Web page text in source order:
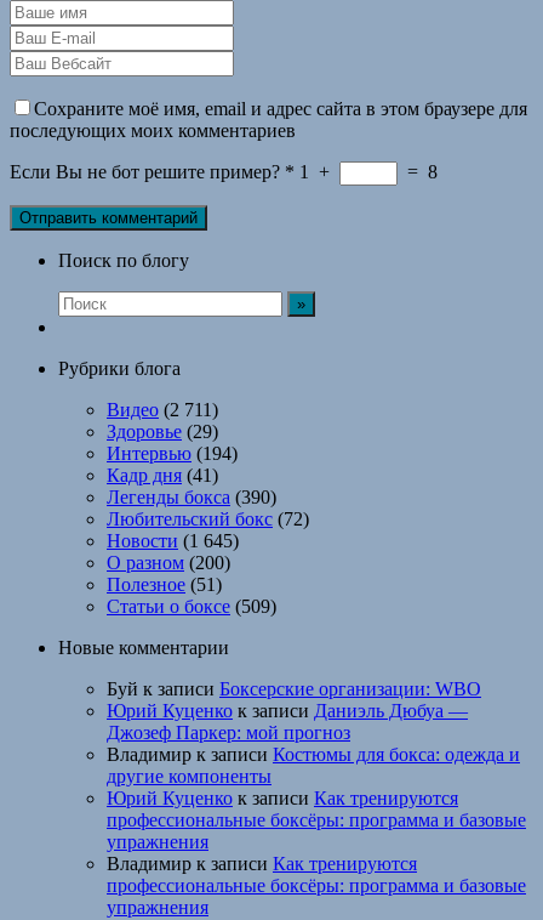
Сохраните моё имя, email и адрес сайта в этом браузере для
последующих моих комментариев
Если Вы не бот решите пример? * 1 + = 8
Поиск по блогу
Рубрики блога
Видео (2 711)
Здоровье (29)
Интервью (194)
Кадр дня (41)
Легенды бокса (390)
Любительский бокс (72)
Новости (1 645)
О разном (200)
Полезное (51)
Статьи о боксе (509)
Новые комментарии
Буй к записи Боксерские организации: WBO
Юрий Куценко к записи Даниэль Дюбуа —
Джозеф Паркер: мой прогноз
Владимир к записи Костюмы для бокса: одежда и
другие компоненты
Юрий Куценко к записи Как тренируются
профессиональные боксёры: программа и базовые
упражнения
Владимир к записи Как тренируются
профессиональные боксёры: программа и базовые
упражнения